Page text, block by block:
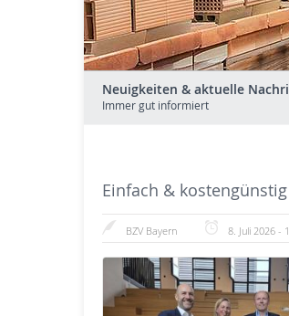
Neuigkeiten & aktuelle
Immer gut informiert
Einfach &
BZV Bayern 8. Juli 2026 -